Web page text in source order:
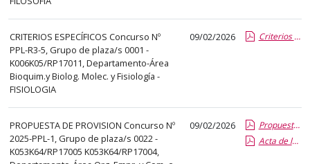
segunda
columna
la
fecha
de
publicación,
en
la
última
columna
CRITERIOS ESPECÍFICOS Concurso Nº
PPL-R3-5, Grupo de plaza/s 0001 -
K006K05/RP17011, Departamento-Área
Bioquim.y Biolog. Molec. y Fisiología -
FISIOLOGIA
09/02/2026 Criterios de Valoracion fijos
PROPUESTA DE PROVISION Concurso Nº
2025-PPL-1, Grupo de plaza/s 0022 -
K053K64/RP17005 K053K64/RP17004,
09/02/2026
Propuesta de provision de la plaza
Acta de la prueba